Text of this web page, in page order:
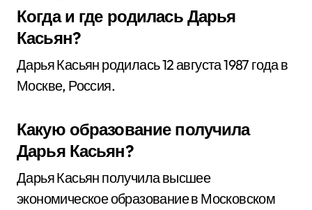
Когда и где родилась Дарья
Касьян?
Дарья Касьян родилась 12 августа 1987 года в
Москве, Россия.
Какую образование получила
Дарья Касьян?
Дарья Касьян получила высшее
экономическое образование в Московском